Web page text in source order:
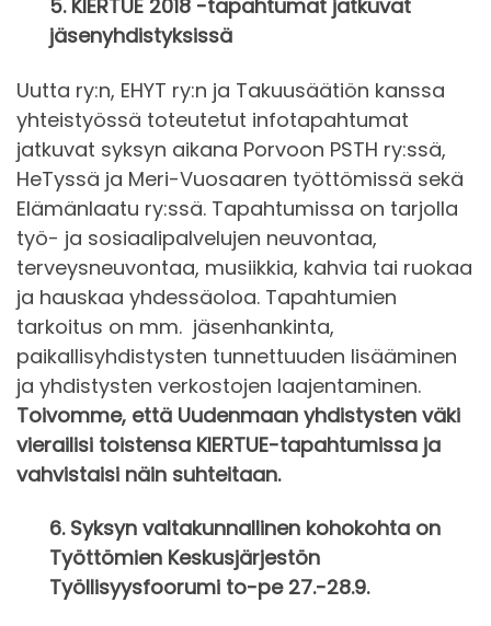
5. KIERTUE 2018 -tapahtumat jatkuvat
jäsenyhdistyksissä
Uutta ry:n, EHYT ry:n ja Takuusäätiön kanssa
yhteistyössä toteutetut infotapahtumat
jatkuvat syksyn aikana Porvoon PSTH ry:ssä,
HeTyssä ja Meri-Vuosaaren työttömissä sekä
Elämänlaatu ry:ssä. Tapahtumissa on tarjolla
työ- ja sosiaalipalvelujen neuvontaa,
terveysneuvontaa, musiikkia, kahvia tai ruokaa
ja hauskaa yhdessäoloa. Tapahtumien
tarkoitus on mm. jäsenhankinta,
paikallisyhdistysten tunnettuuden lisääminen
ja yhdistysten verkostojen laajentaminen.
Toivomme, että Uudenmaan yhdistysten väki
vierailisi toistensa KIERTUE-tapahtumissa ja
vahvistaisi näin suhteitaan.
6. Syksyn valtakunnallinen kohokohta on
Työttömien Keskusjärjestön
Työllisyysfoorumi to-pe 27.-28.9.